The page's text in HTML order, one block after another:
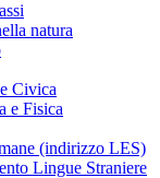
natura
Civica
e Fisica
(indirizzo LES)
Lingue Straniere